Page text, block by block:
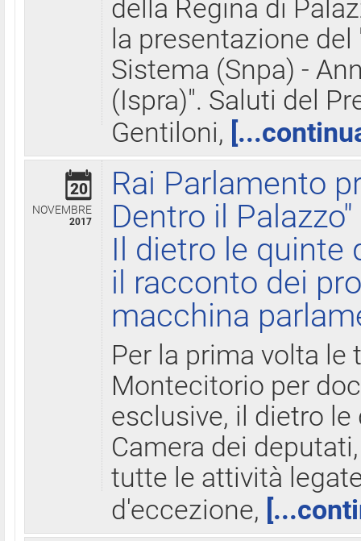
della Regina di
la presentazione
Sistema (Snpa) -
(Ispra)". Saluti del
Gentiloni,
20
NOVEMBRE
2017
Rai Parlamento
Dentro il Palazzo"
Il dietro le quinte
il racconto dei
macchina
Per la prima volta le
Montecitorio per
esclusive, il dietro
Camera dei
tutte le attività
d'eccezione,